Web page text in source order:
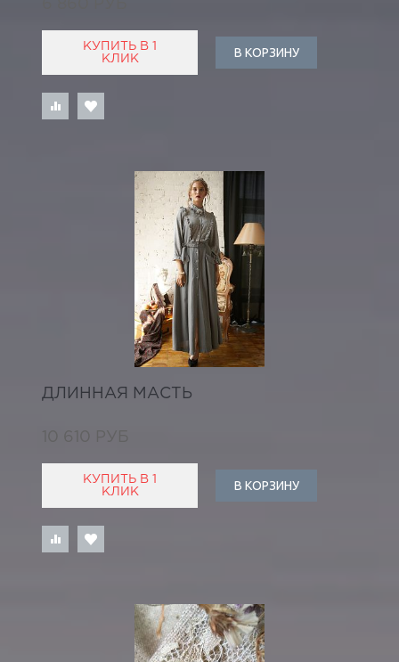
КУПИТЬ В 1
КЛИК
В КОРЗИНУ
ДЛИННАЯ МАСТЬ
10 610 РУБ
КУПИТЬ В 1
КЛИК
В КОРЗИНУ